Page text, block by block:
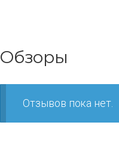
Обзоры
Отзывов пока нет.